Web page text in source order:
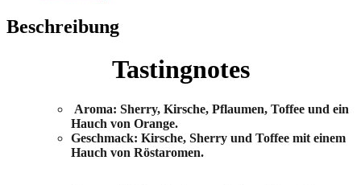
Beschreibung
Tastingnotes
Aroma: Sherry, Kirsche, Pflaumen, Toffee und ein
Hauch von Orange.
Geschmack: Kirsche, Sherry und Toffee mit einem
Hauch von Röstaromen.